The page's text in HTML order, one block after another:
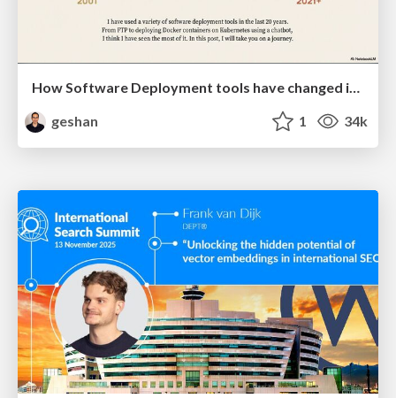
How Software Deployment tools have changed in the past 20 years
geshan
1 34k